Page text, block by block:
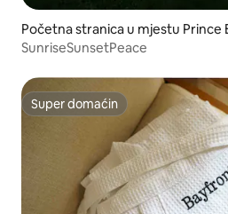
Početna stranica u mjestu Prince Edward Cou
nty
SunriseSunsetPeace
Super domaćin
Super domaćin